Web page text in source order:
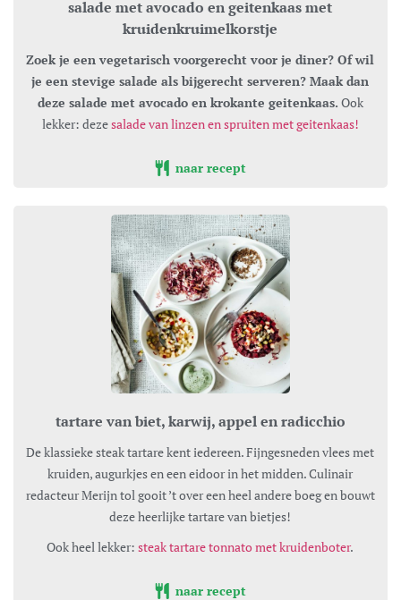
salade met avocado en geitenkaas met
kruidenkruimelkorstje
Zoek je een vegetarisch voorgerecht voor je diner? Of wil
je een stevige salade als bijgerecht serveren? Maak dan
deze salade met avocado en krokante geitenkaas. Ook
lekker: dezesalade van linzen en spruiten met geitenkaas!
naar recept
tartare van biet, karwij, appel en radicchio
De klassieke steak tartare kent iedereen. Fijngesneden vlees met
kruiden, augurkjes en een eidoor in het midden. Culinair
redacteur Merijn tol gooit ’t over een heel andere boeg en bouwt
deze heerlijke tartare van bietjes!
Ook heel lekker:steak tartare tonnato met kruidenboter.
naar recept